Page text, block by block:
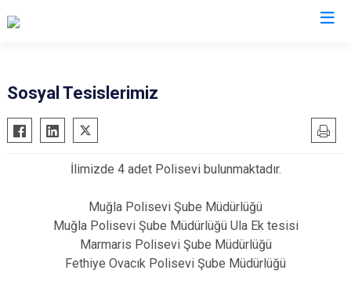
Sosyal Tesislerimiz
İlimizde 4 adet Polisevi bulunmaktadır.
Muğla Polisevi Şube Müdürlüğü
Muğla Polisevi Şube Müdürlüğü Ula Ek tesisi
Marmaris Polisevi Şube Müdürlüğü
Fethiye Ovacık Polisevi Şube Müdürlüğü